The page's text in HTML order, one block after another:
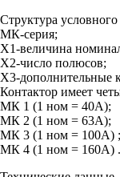
Структура
МК-серия;
Х1-величина
Х2-число полюсов;
Х3-дополнительные
Контактор имеет
МК 1 (1 ном = 40А);
МК 2 (1 ном = 63А);
МК 3 (1 ном = 100А) ;
МК 4 (1 ном = 160А) .